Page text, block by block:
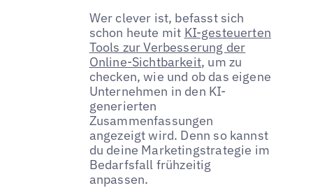
Wer clever ist, befasst sich
schon heute mit KI-gesteuerten
Tools zur Verbesserung der
Online-Sichtbarkeit, um zu
checken, wie und ob das eigene
Unternehmen in den KI-
generierten
Zusammenfassungen
angezeigt wird. Denn so kannst
du deine Marketingstrategie im
Bedarfsfall frühzeitig
anpassen.